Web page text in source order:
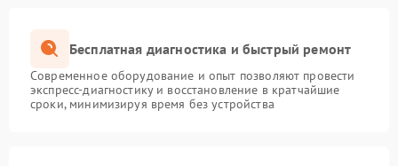
Бесплатная диагностика и быстрый ремонт
Современное оборудование и опыт позволяют провести
экспресс-диагностику и восстановление в кратчайшие
сроки, минимизируя время без устройства